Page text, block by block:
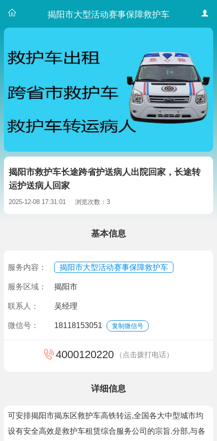
揭阳市大型活动赛事保障救护车
揭阳市救护车长途跨省护送病人出院回家，长途转
运护送病人回家
2025-12-08 17:31:01 浏览次数：3
基本信息
服务内容： 揭阳市大型活动赛事保障救护车
服务区域： 揭阳市
联系人： 吴经理
微信号： 18118153051 复制微信号
4000120220 （点击拨打电话）
详细信息
可安排揭阳市揭东区救护车高铁转运,全国各大中型城市均
设有安全高效是救护车租赁综合服务公司的宗旨.分部,与各